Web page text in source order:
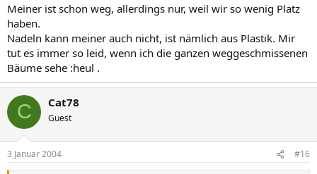
Meiner ist schon weg, allerdings nur, weil wir so wenig Platz
haben.
Nadeln kann meiner auch nicht, ist nämlich aus Plastik. Mir
tut es immer so leid, wenn ich die ganzen weggeschmissenen
Bäume sehe :heul .
C Cat78
Guest
3 Januar 2004 #16